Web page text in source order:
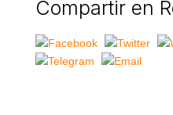
Compartir en